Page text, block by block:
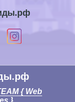
{ Web